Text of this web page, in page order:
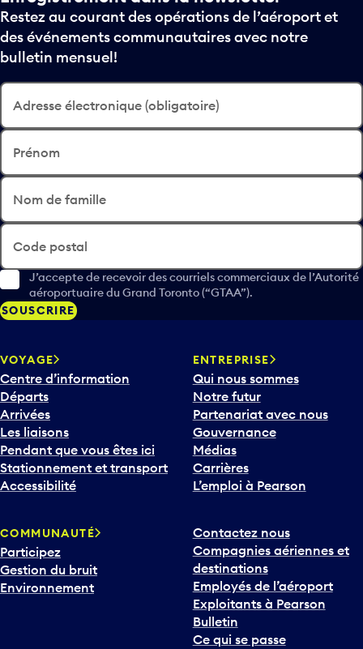
Restez au courant des opérations de l’aéroport et
des événements communautaires avec notre
bulletin mensuel!
Adresse électronique (obligatoire)
Prénom
Nom de famille
Code postal
J’accepte de recevoir des courriels commerciaux de l’Autorité
aéroportuaire du Grand Toronto (“GTAA”).
SOUSCRIRE
VOYAGE
Centre d’information
Départs
Arrivées
Les liaisons
Pendant que vous êtes ici
Stationnement et transport
Accessibilité
ENTREPRISE
Qui nous sommes
Notre futur
Partenariat avec nous
Gouvernance
Médias
Carrières
L’emploi à Pearson
COMMUNAUTÉ
Participez
Gestion du bruit
Environnement
Contactez nous
Compagnies aériennes et
destinations
Employés de l’aéroport
Exploitants à Pearson
Bulletin
Ce qui se passe